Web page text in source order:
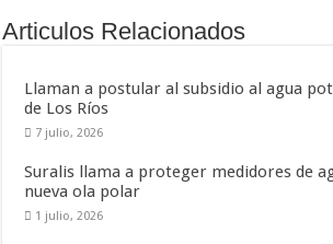
o
k
ar
r
Articulos Relacionados
Llaman a postular al subsidio al agua
de Los Ríos
7 julio, 2026
Suralis llama a proteger medidores de
nueva ola polar
1 julio, 2026